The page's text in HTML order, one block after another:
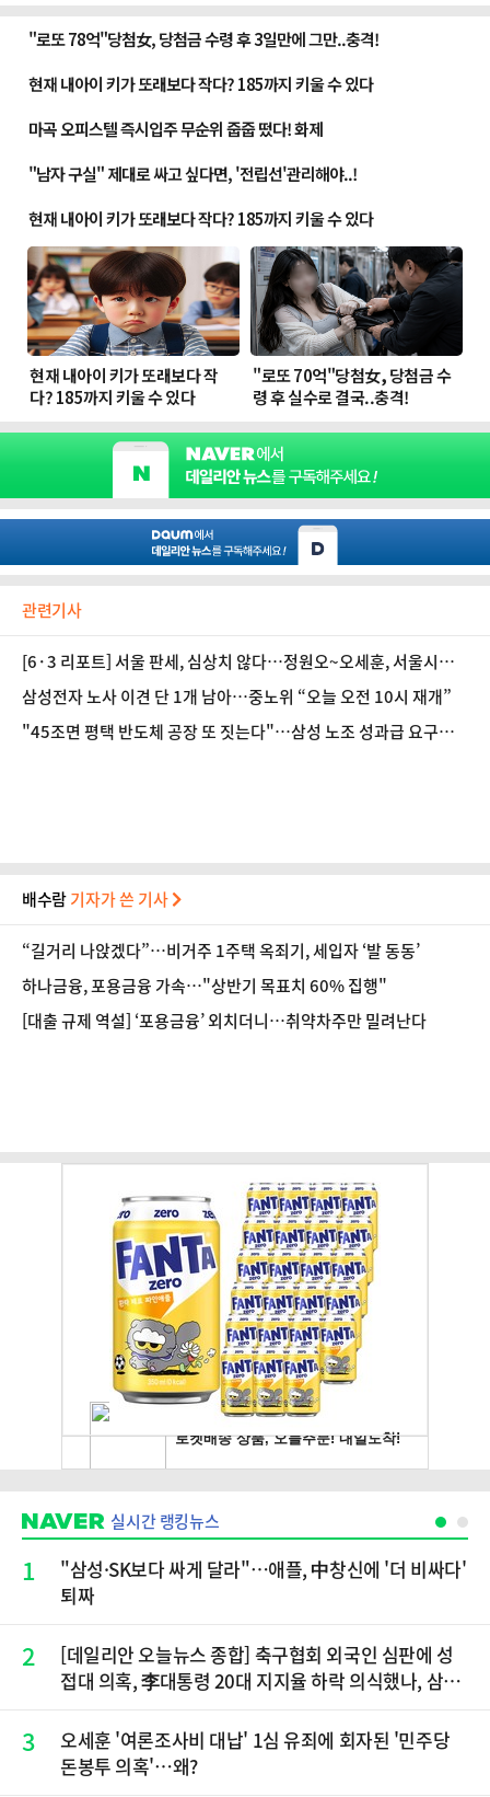
관련기사
[6·3 리포트] 서울 판세, 심상치 않다…정원오~오세훈, 서울시장
은 누구 손에?
삼성전자 노사 이견 단 1개 남아…중노위 “오늘 오전 10시 재개”
"45조면 평택 반도체 공장 또 짓는다"…삼성 노조 성과급 요구액
배수람기자가 쓴 기사
“길거리 나앉겠다”…비거주 1주택 옥죄기, 세입자 ‘발 동동’
하나금융, 포용금융 가속…"상반기 목표치 60% 집행"
[대출 규제 역설] ‘포용금융’ 외치더니…취약차주만 밀려난다
실시간 랭킹뉴스
1
"삼성·SK보다 싸게 달라"…애플, 中창신에 '더 비싸다'
퇴짜
2
[데일리안 오늘뉴스 종합] 축구협회 외국인 심판에 성
접대 의혹, 李대통령 20대 지지율 하락 의식했나, 삼전
재점화, 김민석 "과반 승리 가능성 99%" 등
3
오세훈 '여론조사비 대납' 1심 유죄에 회자된 '민주당
돈봉투 의혹'…왜?